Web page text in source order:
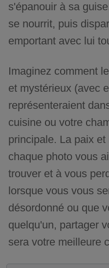
s'épanouir à sa
se nourrit, puis
emportant avec lui
Imaginez comment
et mystérieux (avec
représenteraient
cuisine ou votre
principale. La paix
chaque photo vous
trouver et à vous
lorsque vous vous
désordonné ou que
quelqu'un, partager
sera votre meilleure